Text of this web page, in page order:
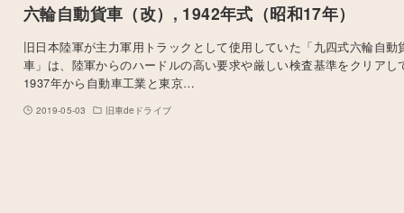
六輪自動貨車（改）, 1942年式（昭和17年）
旧日本陸軍が主力軍用トラックとして使用していた「九四式六輪自動
車」は、陸軍からのハードルの高い要求や厳しい検査基準をクリアし
1937年から自動車工業と東京…
2019-05-03 旧車deドライブ